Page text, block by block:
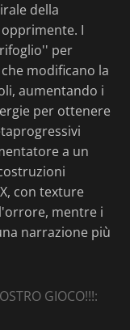
della
I
per
modificano la
aumentando i
per ottenere
a un
con texture
mentre i
narrazione più
GIOCO!!!: